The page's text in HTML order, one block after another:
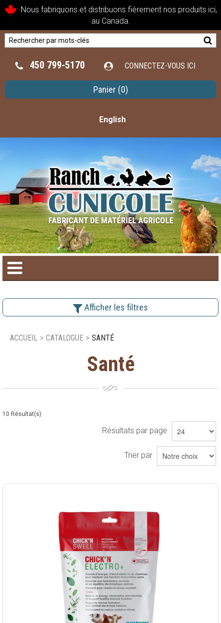
Nous fabriquons et distribuons fièrement nos produits ici,
au Canada.
450 799-5170 CONNECTEZ-VOUS ICI
Panier (0)
English
Accueil
Produits saisonniers
Nouveaux produits
Afficher les filtres
ACCUEIL > CATALOGUE > SANTÉ
Santé
10 Résultat(s)
Résultats par page
Trier par